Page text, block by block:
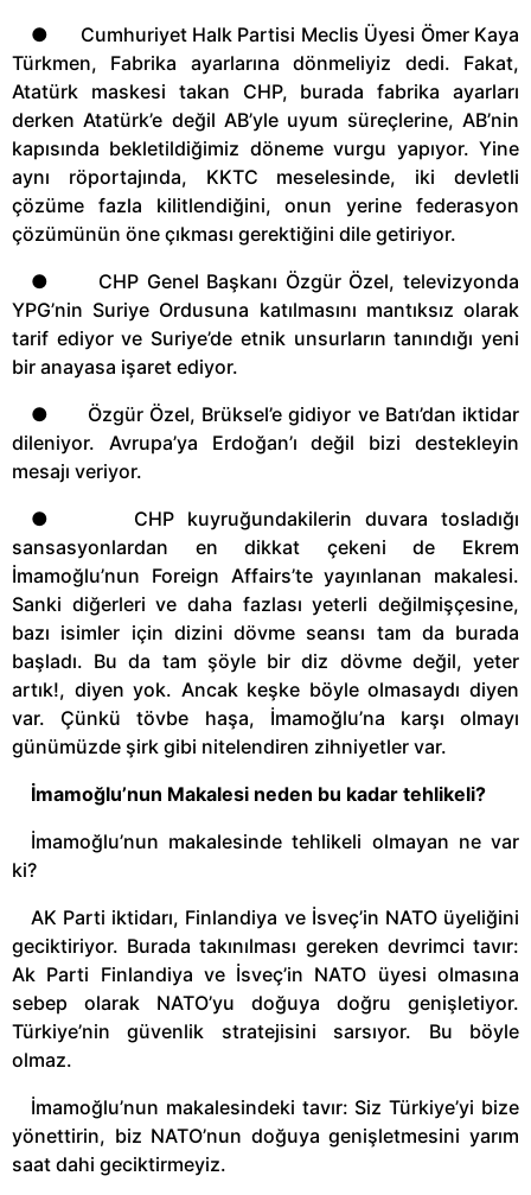
● Cumhuriyet Halk Partisi Meclis Üyesi Ömer Kaya
Türkmen, Fabrika ayarlarına dönmeliyiz dedi. Fakat,
Atatürk maskesi takan CHP, burada fabrika ayarları
derken Atatürk’e değil AB’yle uyum süreçlerine, AB’nin
kapısında bekletildiğimiz döneme vurgu yapıyor. Yine
aynı röportajında, KKTC meselesinde, iki devletli
çözüme fazla kilitlendiğini, onun yerine federasyon
çözümünün öne çıkması gerektiğini dile getiriyor.
● CHP Genel Başkanı Özgür Özel, televizyonda
YPG’nin Suriye Ordusuna katılmasını mantıksız olarak
tarif ediyor ve Suriye’de etnik unsurların tanındığı yeni
bir anayasa işaret ediyor.
● Özgür Özel, Brüksel’e gidiyor ve Batı’dan iktidar
dileniyor. Avrupa’ya Erdoğan’ı değil bizi destekleyin
mesajı veriyor.
● CHP kuyruğundakilerin duvara tosladığı
sansasyonlardan en dikkat çekeni de Ekrem
İmamoğlu’nun Foreign Affairs’te yayınlanan makalesi.
Sanki diğerleri ve daha fazlası yeterli değilmişçesine,
bazı isimler için dizini dövme seansı tam da burada
başladı. Bu da tam şöyle bir diz dövme değil, yeter
artık!, diyen yok. Ancak keşke böyle olmasaydı diyen
var. Çünkü tövbe haşa, İmamoğlu’na karşı olmayı
günümüzde şirk gibi nitelendiren zihniyetler var.
İmamoğlu’nun Makalesi neden bu kadar tehlikeli?
İmamoğlu’nun makalesinde tehlikeli olmayan ne var
ki?
AK Parti iktidarı, Finlandiya ve İsveç’in NATO üyeliğini
geciktiriyor. Burada takınılması gereken devrimci tavır:
Ak Parti Finlandiya ve İsveç’in NATO üyesi olmasına
sebep olarak NATO’yu doğuya doğru genişletiyor.
Türkiye’nin güvenlik stratejisini sarsıyor. Bu böyle
olmaz.
İmamoğlu’nun makalesindeki tavır: Siz Türkiye’yi bize
yönettirin, biz NATO’nun doğuya genişletmesini yarım
saat dahi geciktirmeyiz.